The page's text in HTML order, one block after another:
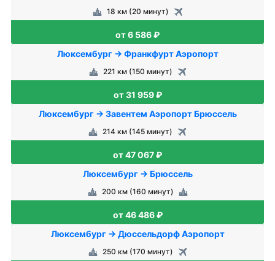
18 км (20 минут)
от 6 586 ₽
Люксембург → Франкфурт Аэропорт
221 км (150 минут)
от 31 959 ₽
Люксембург → Завентем Аэропорт Брюссель
214 км (145 минут)
от 47 067 ₽
Люксембург → Брюссель
200 км (160 минут)
от 46 486 ₽
Люксембург → Дюссельдорф Аэропорт
250 км (170 минут)